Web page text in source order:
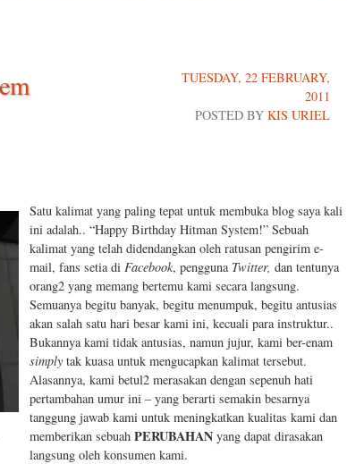
TUESDAY, 22 FEBRUARY,
2011
POSTED BY KIS URIEL
Satu kalimat yang paling tepat untuk membuka blog saya kali
ini adalah.. “Happy Birthday Hitman System!” Sebuah
kalimat yang telah didendangkan oleh ratusan pengirim e-
mail, fans setia di Facebook, pengguna Twitter,dan tentunya
orang2 yang memang bertemu kami secara langsung.
Semuanya begitu banyak, begitu menumpuk, begitu antusias
akan salah satu hari besar kami ini, kecuali para instruktur..
Bukannya kami tidak antusias, namun jujur, kami ber-enam
simply tak kuasa untuk mengucapkan kalimat tersebut.
Alasannya, kami betul2 merasakan dengan sepenuh hati
pertambahan umur ini – yang berarti semakin besarnya
tanggung jawab kami untuk meningkatkan kualitas kami dan
memberikan sebuahPERUBAHAN yang dapat dirasakan
langsung oleh konsumen kami.